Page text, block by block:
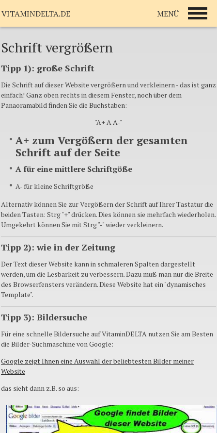
Schrift vergrößern
Tipp 1): große Schrift
Die Schrift auf dieserWebsite vergrößern und verkleinern - das ist ganz
einfach! Ganz oben rechts in diesem Fenster, noch über dem
Panaoramabildfinden Sie die Buchstaben:
"A+ A A-"
A+ zum Vergößern der gesamten
Schrift auf der Seite
A für eine mittlere Schriftgöße
A- für kleine Schriftgröße
Alternativ können Sie zurVergößernder Schrift auf Ihrer Tastatur die
beiden Tasten: Strg "+" drücken. Dies können sie mehrfach wiederholen.
Umgekehrt können Sie mit Strg "-" wieder verkleinern.
Tipp 2): wie in der Zeitung
Der Text dieserWebsite kann in schmaleren Spalten dargestellt
werden, um die Lesbarkeit zu verbessern.Dazu muß man nur die Breite
des Browserfensters verändern. Diese Website hat ein "dynamisches
Template".
Tipp 3): Bildersuche
Für eine schnelle Bildersuche aufVitaminDELTA nutzen Sie am Besten
die Bilder-Suchmaschine vonGoogle:
Google zeigt Ihnen eine Auswahl der beliebtesten Bilder meiner
Website
das siehtdann z.B. so aus:
VITAMINDELTA.DE MENÜ